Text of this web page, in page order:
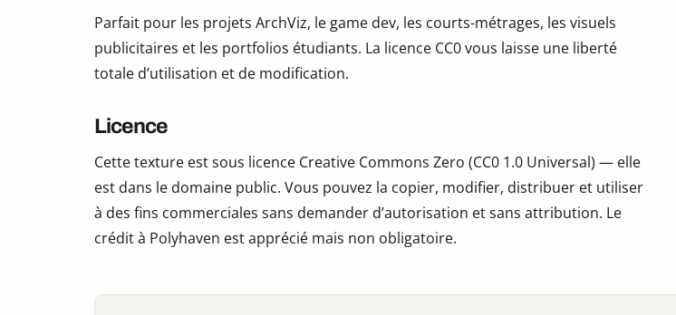
Parfait pour les projets ArchViz, le game dev, les courts-métrages, les visuels
publicitaires et les portfolios étudiants. La licence CC0 vous laisse une liberté
totale d’utilisation et de modification.
Licence
Cette texture est sous licence Creative Commons Zero (CC0 1.0 Universal) — elle
est dans le domaine public. Vous pouvez la copier, modifier, distribuer et utiliser
à des fins commerciales sans demander d’autorisation et sans attribution. Le
crédit à Polyhaven est apprécié mais non obligatoire.